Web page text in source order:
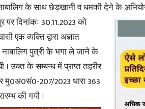
नाबालिग के साथ छेड़खानी व धमकी देने के
दिनांकः 30.11.2023 को
एक व्यक्ति द्वारा अज्ञात
पुत्री के भगा ले जाने के
। उक्त के सम्बन्ध में प्राप्त तहरीर
मु0अ0सं0-207/2023 धारा 363
की गयी ।